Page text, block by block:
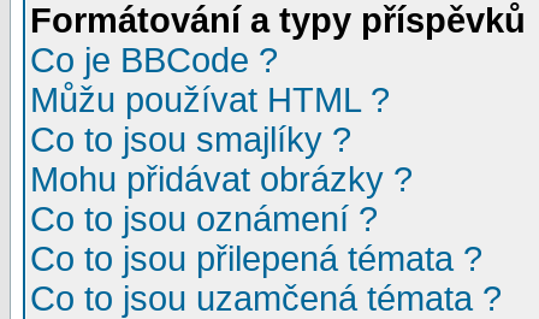
Formátování a typy příspěvků
Co je BBCode ?
Můžu používat HTML ?
Co to jsou smajlíky ?
Mohu přidávat obrázky ?
Co to jsou oznámení ?
Co to jsou přilepená témata ?
Co to jsou uzamčená témata ?